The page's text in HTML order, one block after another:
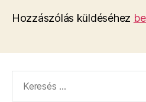
Hozzászólás küldéséhez